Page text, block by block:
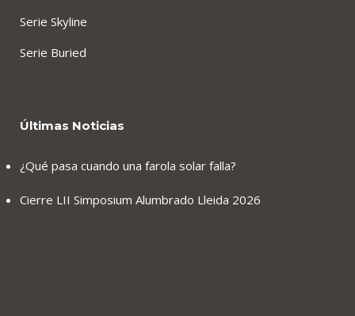
Serie Skyline
Serie Buried
Últimas Noticias
¿Qué pasa cuando una farola solar falla?
Cierre LII Simposium Alumbrado Lleida 2026